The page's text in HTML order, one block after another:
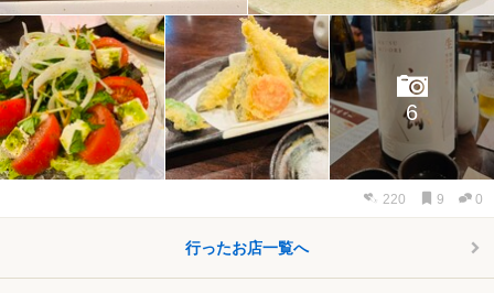
6
220 9 0
行ったお店一覧へ